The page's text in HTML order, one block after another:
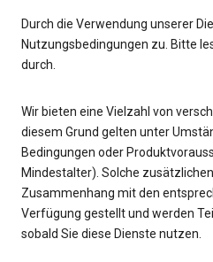
Durch die Verwendung unserer
Nutzungsbedingungen zu. Bitte
durch.
Wir bieten eine Vielzahl von
diesem Grund gelten unter
Bedingungen oder
Mindestalter). Solche
Zusammenhang mit den
Verfügung gestellt und werden
sobald Sie diese Dienste nutzen.